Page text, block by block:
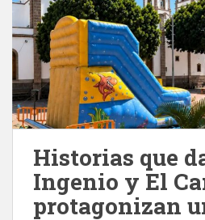
Historias que
Ingenio y El
protagonizan